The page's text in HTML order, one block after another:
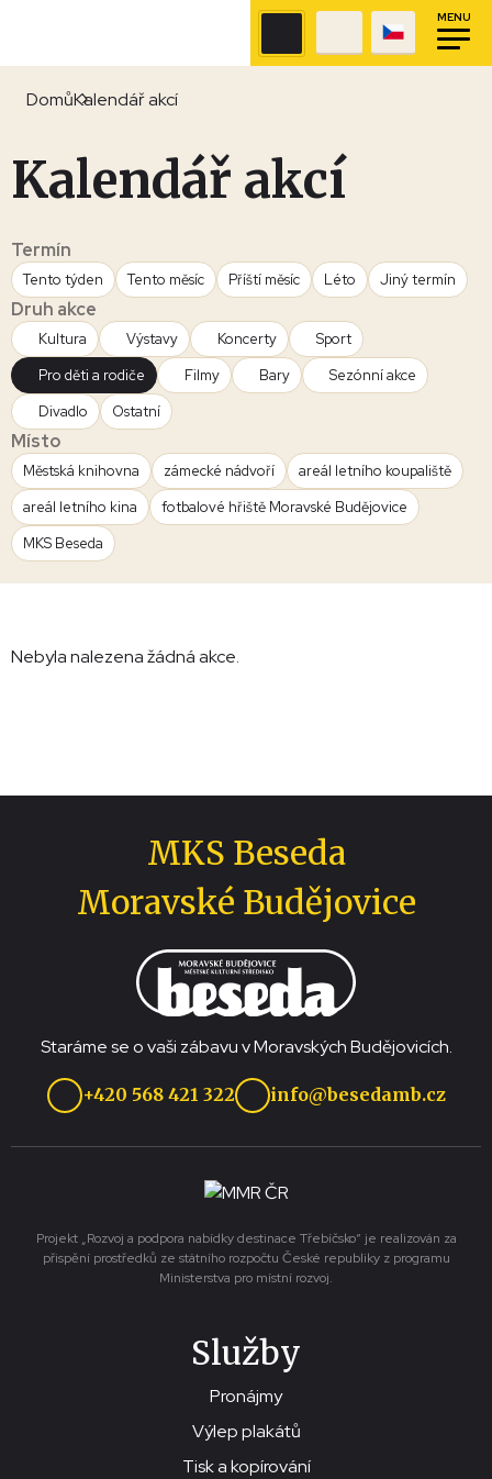
MENU
DomůKalendář akcí
Kalendář akcí
Termín
Tento týden Tento měsíc Příští měsíc Léto Jiný termín
Druh akce
Kultura Výstavy Koncerty
Sport
Pro děti a rodiče
Filmy Bary
Sezónní akce
Divadlo
Ostatní
Místo
Městská knihovna zámecké nádvoří
areál letního koupaliště
areál letního kina
fotbalové hřiště Moravské Budějovice
MKS Beseda
Nebyla nalezena žádná akce.
MKS Beseda
Moravské Budějovice
Staráme se o vaši zábavu v Moravských Budějovicích.
+420 568 421 322 info@besedamb.cz
Projekt „Rozvoj a podpora nabídky destinace Třebíčsko“ je realizován za
přispění prostředků ze státního rozpočtu České republiky z programu
Ministerstva pro místní rozvoj.
Služby
Pronájmy
Výlep plakátů
Tisk a kopírování